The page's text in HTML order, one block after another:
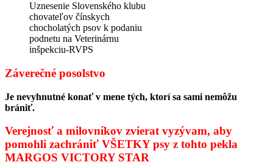
Uznesenie Slovenského klubu
chovateľov čínskych
chocholatých psov k podaniu
podnetu na Veterinárnu
inšpekciu-RVPS
Záverečné posolstvo
Je nevyhnutné konať v mene tých, ktorí sa sami nemôžu
brániť.
Verejnosť a milovníkov zvierat vyzývam, aby
pomohli zachrániť VŠETKY psy z tohto pekla
MARGOS VICTORY STAR